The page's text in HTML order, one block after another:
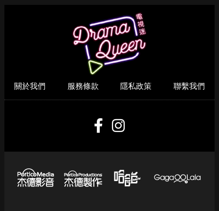
關於我們 服務條款 隱私政策 聯繫我們